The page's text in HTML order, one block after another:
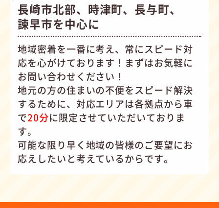
長崎市北部、時津町、長与町、
諫早市を中心に
地域密着を一番に考え、常にスピード対
応を心がけております！まずはお気軽に
お問い合わせください！
地元の方の住まいの不便をスピード解決
するために、対応エリアは各拠点から車
で20分に限定させていただいておりま
す。
可能な限り早く地域の皆様のご要望にお
応えしたいと考えているからです。